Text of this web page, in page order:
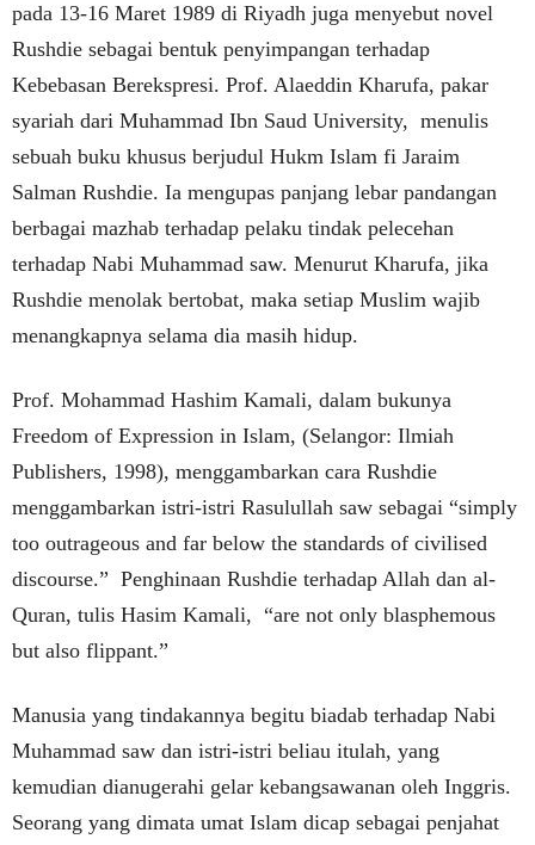
pada 13-16 Maret 1989 di Riyadh juga menyebut novel
Rushdie sebagai bentuk penyimpangan terhadap
Kebebasan Berekspresi. Prof. Alaeddin Kharufa, pakar
syariah dari Muhammad Ibn Saud University, menulis
sebuah buku khusus berjudul Hukm Islam fi Jaraim
Salman Rushdie. Ia mengupas panjang lebar pandangan
berbagai mazhab terhadap pelaku tindak pelecehan
terhadap Nabi Muhammad saw. Menurut Kharufa, jika
Rushdie menolak bertobat, maka setiap Muslim wajib
menangkapnya selama dia masih hidup.
Prof. Mohammad Hashim Kamali, dalam bukunya
Freedom of Expression in Islam, (Selangor: Ilmiah
Publishers, 1998), menggambarkan cara Rushdie
menggambarkan istri-istri Rasulullah saw sebagai “simply
too outrageous and far below the standards of civilised
discourse.” Penghinaan Rushdie terhadap Allah dan al-
Quran, tulis Hasim Kamali, “are not only blasphemous
but also flippant.”
Manusia yang tindakannya begitu biadab terhadap Nabi
Muhammad saw dan istri-istri beliau itulah, yang
kemudian dianugerahi gelar kebangsawanan oleh Inggris.
Seorang yang dimata umat Islam dicap sebagai penjahat